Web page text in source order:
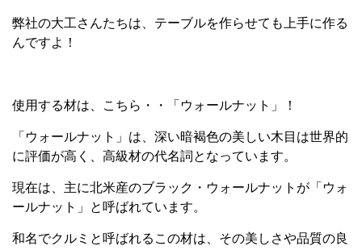
弊社の大工さんたちは、テーブルを作らせても上手に作る
んですよ！
使用する材は、こちら・・「ウォールナット」！
「ウォールナット」は、深い暗褐色の美しい木目は世界的
に評価が高く、高級材の代名詞となっています。
現在は、主に北米産のブラック・ウォールナットが「ウォ
ールナット」と呼ばれています。
和名でクルミと呼ばれるこの材は、その美しさや品質の良